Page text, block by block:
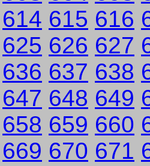
614 615 616
625 626 627
636 637 638
647 648 649
658 659 660
669 670 671